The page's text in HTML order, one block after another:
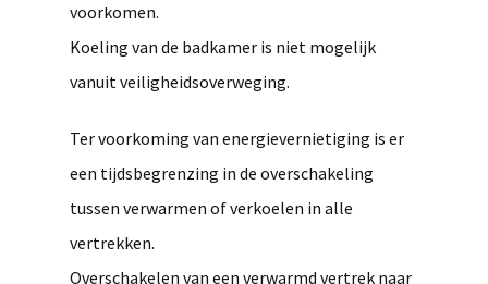
voorkomen.
Koeling van de badkamer is niet mogelijk
vanuit veiligheidsoverweging.
Ter voorkoming van energievernietiging is er
een tijdsbegrenzing in de overschakeling
tussen verwarmen of verkoelen in alle
vertrekken.
Overschakelen van een verwarmd vertrek naar